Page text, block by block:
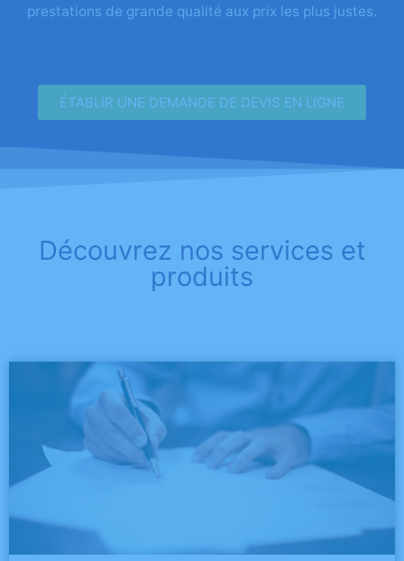
prestations de grande qualité aux prix les plus justes.
ÉTABLIR UNE DEMANDE DE DEVIS EN LIGNE
Découvrez nos services et
produits